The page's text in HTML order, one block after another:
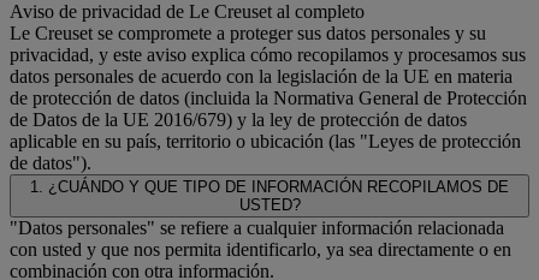
Aviso de privacidad de Le Creuset al completo
Le Creuset se compromete a proteger sus datos personales y su
privacidad, y este aviso explica cómo recopilamos y procesamos sus
datos personales de acuerdo con la legislación de la UE en materia
de protección de datos (incluida la Normativa General de Protección
de Datos de la UE 2016/679) y la ley de protección de datos
aplicable en su país, territorio o ubicación (las "Leyes de protección
de datos").
1. ¿CUÁNDO Y QUE TIPO DE INFORMACIÓN RECOPILAMOS DE
USTED?
"Datos personales" se refiere a cualquier información relacionada
con usted y que nos permita identificarlo, ya sea directamente o en
combinación con otra información.